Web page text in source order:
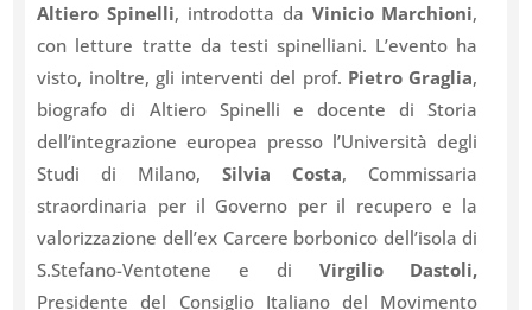
Altiero Spinelli, introdotta da Vinicio Marchioni,
con letture tratte da testi spinelliani. L’evento ha
visto, inoltre, gli interventi del prof. Pietro Graglia,
biografo di Altiero Spinelli e docente di Storia
dell’integrazione europea presso l’Università degli
Studi di Milano,Silvia Costa, Commissaria
straordinaria per il Governo per il recupero e la
valorizzazione dell’ex Carcere borbonico dell’isola di
S.Stefano-Ventotene e di Virgilio Dastoli,
Presidente del Consiglio Italiano del Movimento